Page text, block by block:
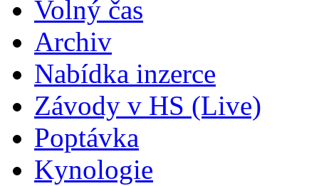
Volný čas
Archiv
Nabídka inzerce
Závody v HS (Live)
Poptávka
Kynologie